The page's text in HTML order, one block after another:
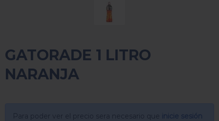
GATORADE 1 LITRO
NARANJA
Para poder ver el precio sera necesario que